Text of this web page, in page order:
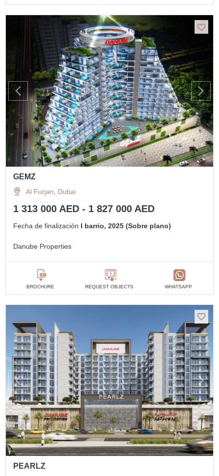
GEMZ
Al Furjan, Dubai
1 313 000 AED - 1 827 000 AED
Fecha de finalización I barrio, 2025 (Sobre plano)
Danube Properties
BROCHURE REQUEST OBJECTS WHATSAPP
PEARLZ